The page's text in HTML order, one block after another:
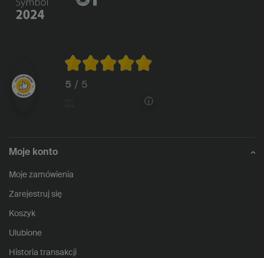
5 / 5
Moje konto
Moje zamówienia
Zarejestruj się
Koszyk
Ulubione
Historia transakcji